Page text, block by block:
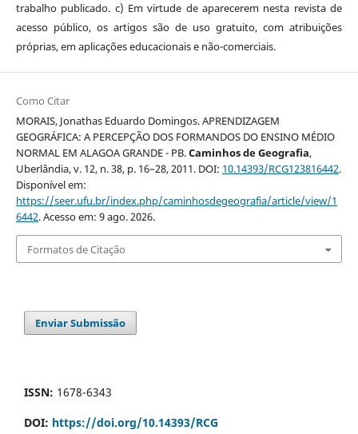
trabalho publicado. c) Em virtude de aparecerem nesta revista de
acesso público, os artigos são de uso gratuito, com atribuições
próprias, em aplicações educacionais e não-comerciais.
Como Citar
MORAIS, Jonathas Eduardo Domingos. APRENDIZAGEM
GEOGRÁFICA: A PERCEPÇÃO DOS FORMANDOS DO ENSINO MÉDIO
NORMAL EM ALAGOA GRANDE - PB.Caminhos de Geografia,
Uberlândia, v. 12, n. 38, p. 16–28, 2011. DOI: 10.14393/RCG123816442.
Disponível em:
https://seer.ufu.br/index.php/caminhosdegeografia/article/view/1
6442. Acesso em: 9 ago. 2026.
Formatos de Citação
Enviar Submissão
ISSN: 1678-6343
DOI: https://doi.org/10.14393/RCG